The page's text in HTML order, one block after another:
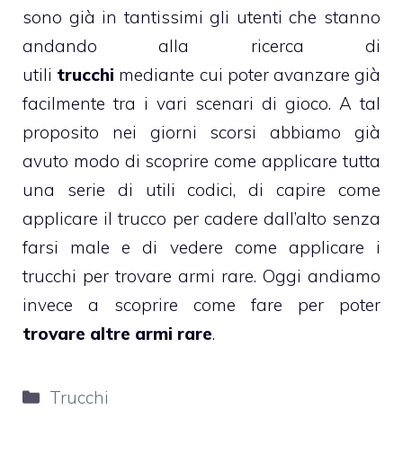
sono già in tantissimi gli utenti che stanno
andando alla ricerca di
utili trucchi mediante cui poter avanzare già
facilmente tra i vari scenari di gioco. A tal
proposito nei giorni scorsi abbiamo già
avuto modo di scoprire come applicare tutta
una serie di utilicodici, di capire come
applicare il trucco per cadere dall’alto senza
farsi male e di vedere come applicare i
trucchi per trovare armi rare. Oggi andiamo
invece a scoprire come fare per poter
trovare altre armi rare.
Categorie
Trucchi